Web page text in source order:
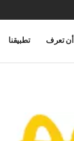
تعرف تطبيقنا